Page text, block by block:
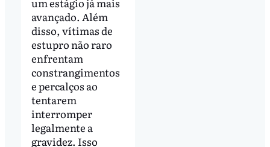
avançado. Além
disso, vítimas de
estupro não raro
enfrentam
constrangimentos
e percalços ao
tentarem
interromper
legalmente a
gravidez. Isso